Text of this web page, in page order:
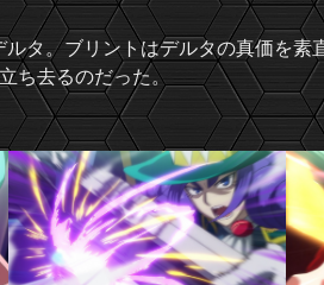
タ。ブリントはデルタの真価を素
ち去るのだった。